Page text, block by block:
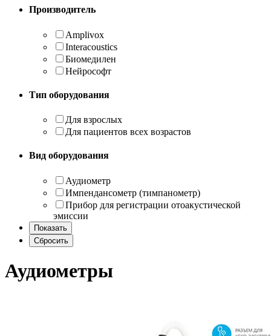
Производитель
Amplivox
Interacoustics
Биомедилен
Нейрософт
Тип оборудования
Для взрослых
Для пациентов всех возрастов
Вид оборудования
Аудиометр
Импендансометр (тимпанометр)
Прибор для регистрации отоакустической
эмиссии
Аудиометры